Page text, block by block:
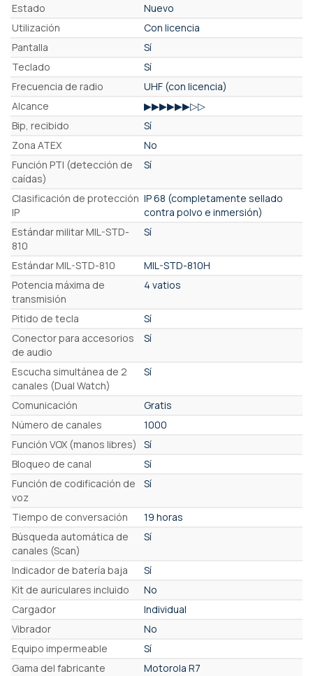
Estado
Nuevo
Utilización
Con licencia
Pantalla
Sí
Teclado
Sí
Frecuencia de radio
UHF (con licencia)
Alcance
▶▶▶▶▶▶▷▷
Bip, recibido
Sí
Zona ATEX
No
Función PTI (detección de
caídas)
Sí
Clasificación de protección
IP
IP 68 (completamente sellado
contra polvo e inmersión)
Estándar militar MIL-STD-
810
Sí
Estándar MIL-STD-810
MIL-STD-810H
Potencia máxima de
transmisión
4 vatios
Pitido de tecla
Sí
Conector para accesorios
de audio
Sí
Escucha simultánea de 2
canales (Dual Watch)
Sí
Comunicación
Gratis
Número de canales
1000
Función VOX (manos libres)
Sí
Bloqueo de canal
Sí
Función de codificación de
voz
Sí
Tiempo de conversación
19 horas
Búsqueda automática de
canales (Scan)
Sí
Indicador de batería baja
Sí
Kit de auriculares incluido
No
Cargador
Individual
Vibrador
No
Equipo impermeable
Sí
Gama del fabricante
Motorola R7